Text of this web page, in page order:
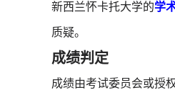
新西兰怀卡托大学的学
质疑。
成绩判定
成绩由考试委员会或授